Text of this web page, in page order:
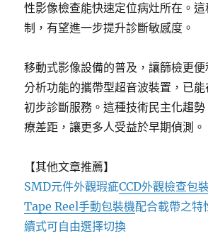
性影像檢查能快速定位病灶所在。
制，有望進一步提升診斷敏感度。
移動式影像設備的普及，讓篩檢更
分析功能的攜帶型超音波裝置，已
初步診斷服務。這種技術民主化趨
療差距，讓更多人受益於早期偵測。
【其他文章推薦】
SMD元件外觀瑕疵CCD外觀檢查包
Tape Reel手動包裝機配合載帶之特
續式可自由選擇切換